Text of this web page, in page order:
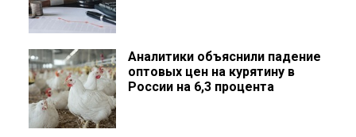
Аналитики объяснили падение
оптовых цен на курятину в
России на 6,3 процента